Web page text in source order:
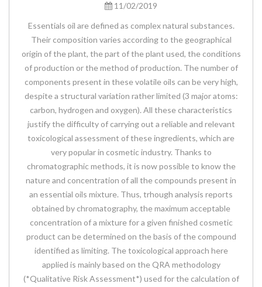
11/02/2019
Essentials oil are defined as complex natural substances.
Their composition varies according to the geographical
origin of the plant, the part of the plant used, the conditions
of production or the method of production. The number of
components present in these volatile oils can be very high,
despite a structural variation rather limited (3 major atoms:
carbon, hydrogen and oxygen). All these characteristics
justify the difficulty of carrying out a reliable and relevant
toxicological assessment of these ingredients, which are
very popular in cosmetic industry. Thanks to
chromatographic methods, it is now possible to know the
nature and concentration of all the compounds present in
an essential oils mixture. Thus, trhough analysis reports
obtained by chromatography, the maximum acceptable
concentration of a mixture for a given finished cosmetic
product can be determined on the basis of the compound
identified as limiting. The toxicological approach here
applied is mainly based on the QRA methodology
(*Qualitative Risk Assessment*) used for the calculation of